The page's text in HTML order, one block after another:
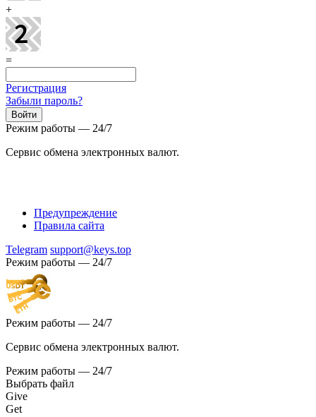
+
=
Регистрация
Забыли пароль?
Режим работы — 24/7
Сервис обмена электронных валют.
Предупреждение
Правила сайта
Telegram support@keys.top
Режим работы — 24/7
Режим работы — 24/7
Сервис обмена электронных валют.
Режим работы — 24/7
Выбрать файл
Give
Get